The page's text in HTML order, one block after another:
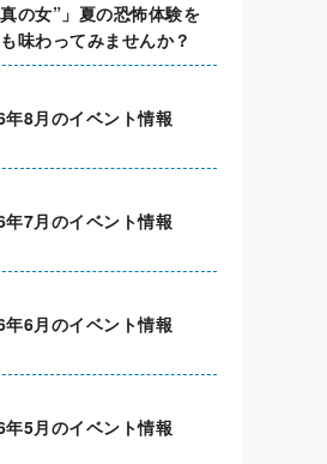
の女”」夏の恐怖体験を
味わってみませんか？
8月のイベント情報
7月のイベント情報
6月のイベント情報
5月のイベント情報